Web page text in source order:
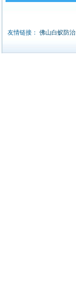
友情链接： 佛山白蚁防治